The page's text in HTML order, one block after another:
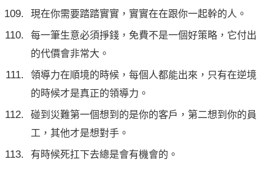
現在你需要踏踏實實，實實在在跟你一起幹的人。
每一筆生意必須掙錢，免費不是一個好策略，它付出
的代價會非常大。
領導力在順境的時候，每個人都能出來，只有在逆境
的時候才是真正的領導力。
碰到災難第一個想到的是你的客戶，第二想到你的員
工，其他才是想對手。
有時候死扛下去總是會有機會的。